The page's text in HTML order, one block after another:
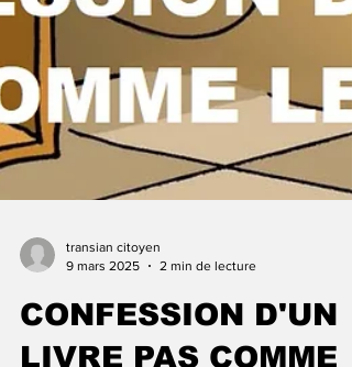
transian citoyen
9 mars 2025
2 min de lecture